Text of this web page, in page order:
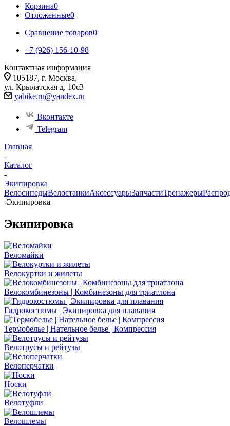
Корзина0
Отложенные0
Сравнение товаров0
+7 (926) 156-10-98
Контактная информация
105187, г. Москва,
ул. Крылатская д. 10с3
yabike.ru@yandex.ru
Вконтакте
Telegram
Главная
-
Каталог
-
Экипировка
ВелосипедыВелостанкиАксессуарыЗапчастиТренажеры
-Экипировка
Экипировка
Веломайки
Велокуртки и жилеты
Велокомбинезоны | Комбинезоны для триатлона
Гидрокостюмы | Экипировка для плавания
Термобелье | Нательное белье | Компрессия
Велотрусы и рейтузы
Велоперчатки
Носки
Велотуфли
Велошлемы